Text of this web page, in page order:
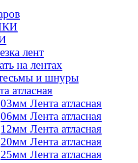
лент
на лентах
и шнуры
атласная
03мм Лента атласная
06мм Лента атласная
12мм Лента атласная
20мм Лента атласная
25мм Лента атласная